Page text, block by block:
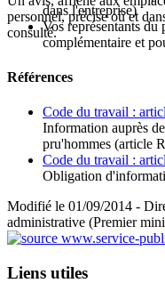
personnel, précise où et
consulté.
dans l'entreprise)
Vos représentants du
complémentaire et
Références
Code du travail :
Information auprès
pru'hommes (article
Code du travail :
Obligation
Modifié le 01/09/2014 -
administrative (Premier
Liens utiles